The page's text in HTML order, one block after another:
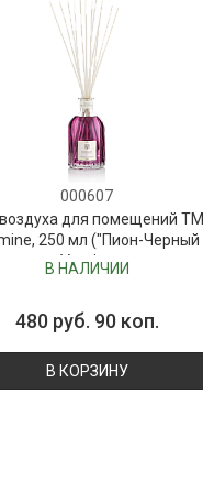
000607
для помещений ТМ
250 мл ("Пион-Черный
Vranjes
В НАЛИЧИИ
480 руб. 90 коп.
В КОРЗИНУ